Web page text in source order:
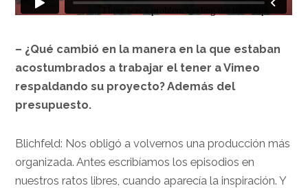
– ¿Qué cambió en la manera en la que estaban
acostumbrados a trabajar el tener a Vimeo
respaldando su proyecto? Además del
presupuesto.
Blichfeld: Nos obligó a volvernos una producción más
organizada. Antes escribíamos los episodios en
nuestros ratos libres, cuando aparecía la inspiración. Y